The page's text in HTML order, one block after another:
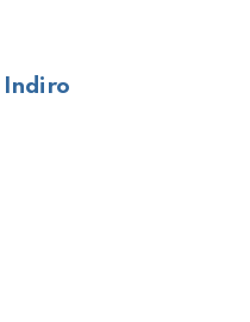
Indiro